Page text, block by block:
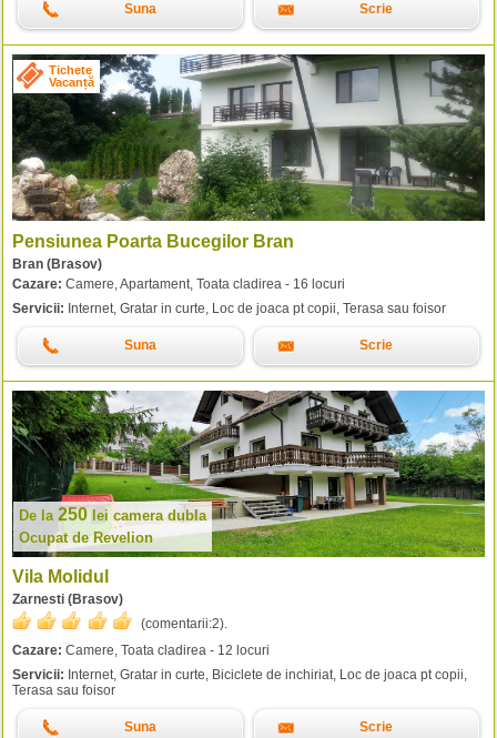
Suna Scrie
Tichete
Vacanță
Pensiunea Poarta Bucegilor Bran
Bran (Brasov)
Cazare: Camere, Apartament, Toata cladirea - 16 locuri
Servicii: Internet, Gratar in curte, Loc de joaca pt copii, Terasa sau foisor
Suna Scrie
De la 250 lei camera dubla
Ocupat de Revelion
Vila Molidul
Zarnesti (Brasov)
(comentarii:2).
Cazare: Camere, Toata cladirea - 12 locuri
Servicii: Internet, Gratar in curte, Biciclete de inchiriat, Loc de joaca pt copii,
Terasa sau foisor
Suna Scrie